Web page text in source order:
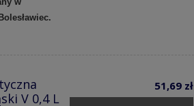
V 0,4 L
51,69 zł